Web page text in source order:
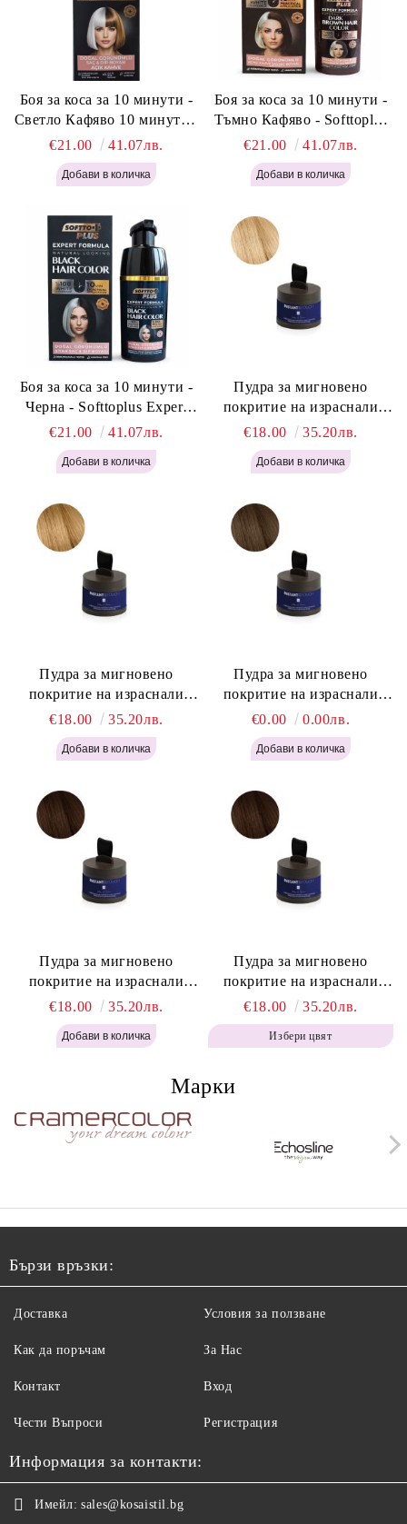
Боя за коса за 10 минути -
Светло Кафяво 10 минути -
Softtoplus Expert Woman
Light Brown 400мл
€21.00 41.07лв.
Боя за коса за 10 минути -
Тъмно Кафяво - Softtoplus
Expert Woman Dark Brown
400 мл
€21.00 41.07лв.
Боя за коса за 10 минути -
Черна - Softtoplus Expert
Woman Black 400мл
€21.00 41.07лв.
Пудра за мигновено
покритие на израснали
корени Светло Русо - Labor
Pro Instant Retouch Powder -
Light Blonde H646
€18.00 35.20лв.
Пудра за мигновено
покритие на израснали
корени Русо - Labor Pro
Instant Retouch Powder -
Blonde H645
€18.00 35.20лв.
Пудра за мигновено
покритие на израснали
корени Светло Кафяво -
Labor Pro Instant Retouch
Powder - Light Brown H644
€0.00 0.00лв.
Пудра за мигновено
покритие на израснали
корени Топло Кафяво -
Labor Pro Instant Retouch
Powder - Warm Brown H643
€18.00 35.20лв.
Пудра за мигновено
покритие на израснали
корени Кафяво - Labor Pro
Instant Retouch Powder -
Brown H642
€18.00 35.20лв.
Избери цвят
Марки
Бързи връзки:
Доставка
Как да поръчам
Контакт
Чести Въпроси
Условия за ползване
За Нас
Вход
Регистрация
Информация за контакти:
Имейл: sales@kosaistil.bg